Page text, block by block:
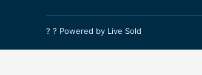
? ? Powered by Live Sold